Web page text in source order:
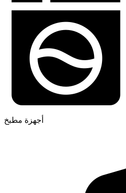
أجهزة مطبخ